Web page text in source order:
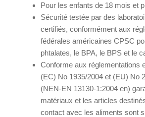
Pour les enfants de 18 mois et
Sécurité testée par des
certifiés, conformément aux
fédérales américaines CPSC
phtalates, le BPA, le BPS et le
Conforme aux réglementations
(EC) No 1935/2004 et (EU) No
(NEN-EN 13130-1:2004 en)
matériaux et les articles
contact avec les aliments sont